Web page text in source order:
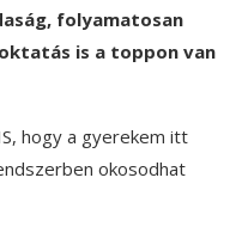
folyamatosan
is a toppon van
hogy a gyerekem itt
okosodhat